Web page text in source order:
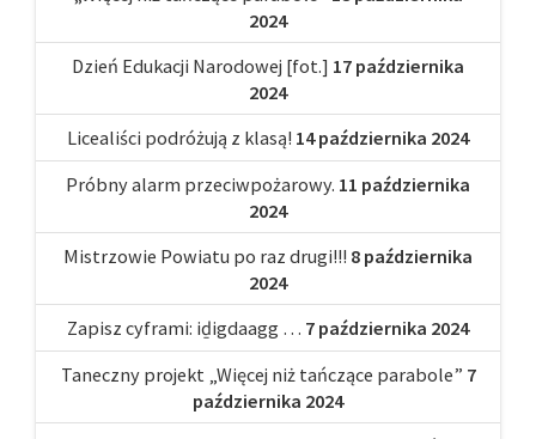
2024
Dzień Edukacji Narodowej [fot.] 17 października
2024
Licealiści podróżują z klasą! 14 października 2024
Próbny alarm przeciwpożarowy. 11 października
2024
Mistrzowie Powiatu po raz drugi!!! 8 października
2024
Zapisz cyframi: iḏigdaagg … 7 października 2024
Taneczny projekt „Więcej niż tańczące parabole” 7
października 2024